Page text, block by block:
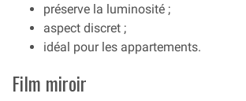
préserve la luminosité ;
aspect discret ;
idéal pour les appartements.
Film miroir